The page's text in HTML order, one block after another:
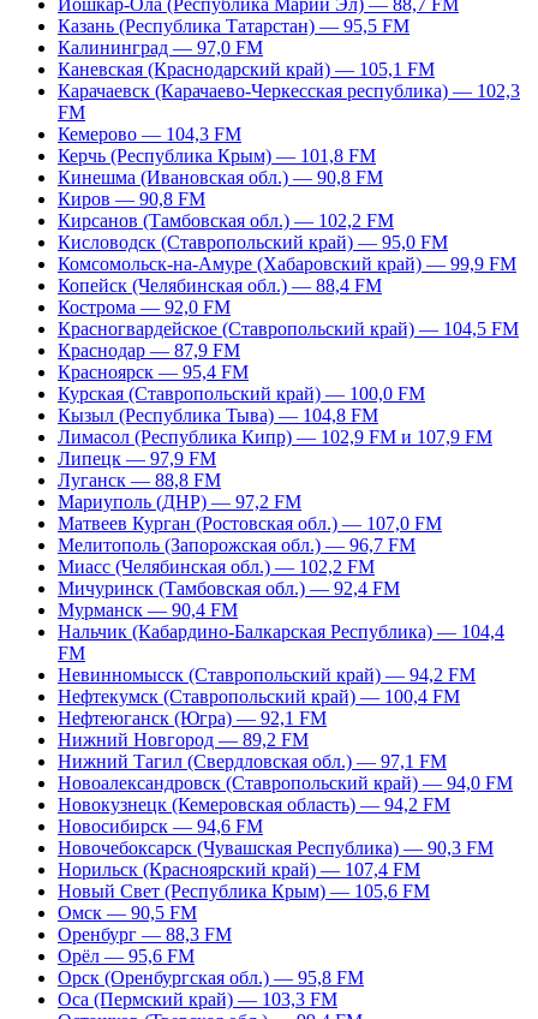
Йошкар-Ола (Республика Марий Эл) — 88,7 FM
Казань (Республика Татарстан) — 95,5 FM
Калининград — 97,0 FM
Каневская (Краснодарский край) — 105,1 FM
Карачаевск (Карачаево-Черкесская республика) — 102,3
FM
Кемерово — 104,3 FM
Керчь (Республика Крым) — 101,8 FM
Кинешма (Ивановская обл.) — 90,8 FM
Киров — 90,8 FM
Кирсанов (Тамбовская обл.) — 102,2 FM
Кисловодск (Ставропольский край) — 95,0 FM
Комсомольск-на-Амуре (Хабаровский край) — 99,9 FM
Копейск (Челябинская обл.) — 88,4 FM
Кострома — 92,0 FM
Красногвардейское (Ставропольский край) — 104,5 FM
Краснодар — 87,9 FM
Красноярск — 95,4 FM
Курская (Ставропольский край) — 100,0 FM
Кызыл (Республика Тыва) — 104,8 FM
Лимасол (Республика Кипр) — 102,9 FM и 107,9 FM
Липецк — 97,9 FM
Луганск — 88,8 FM
Мариуполь (ДНР) — 97,2 FM
Матвеев Курган (Ростовская обл.) — 107,0 FM
Мелитополь (Запорожская обл.) — 96,7 FM
Миасс (Челябинская обл.) — 102,2 FM
Мичуринск (Тамбовская обл.) — 92,4 FM
Мурманск — 90,4 FM
Нальчик (Кабардино-Балкарская Республика) — 104,4
FM
Невинномысск (Ставропольский край) — 94,2 FM
Нефтекумск (Ставропольский край) — 100,4 FM
Нефтеюганск (Югра) — 92,1 FM
Нижний Новгород — 89,2 FM
Нижний Тагил (Свердловская обл.) — 97,1 FM
Новоалександровск (Ставропольский край) — 94,0 FM
Новокузнецк (Кемеровская область) — 94,2 FM
Новосибирск — 94,6 FM
Новочебоксарск (Чувашская Республика) — 90,3 FM
Норильск (Красноярский край) — 107,4 FM
Новый Свет (Республика Крым) — 105,6 FM
Омск — 90,5 FM
Оренбург — 88,3 FM
Орёл — 95,6 FM
Орск (Оренбургская обл.) — 95,8 FM
Оса (Пермский край) — 103,3 FM